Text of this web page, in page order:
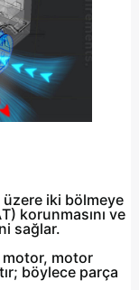
iki bölmeye
korunmasını ve
sağlar.
motor, motor
böylece parça